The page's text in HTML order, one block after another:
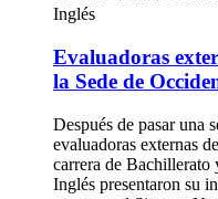
Inglés
Evaluadoras
la Sede de
Después de pasar una
evaluadoras externas
carrera de
Inglés presentaron su